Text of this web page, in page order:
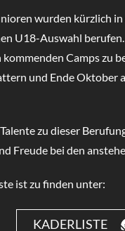
wurden kürzlich
U18-Auswahl berufen.
Camps zu
und Ende Oktober
zu dieser
Freude bei den
ist zu finden unter:
KADERLISTE